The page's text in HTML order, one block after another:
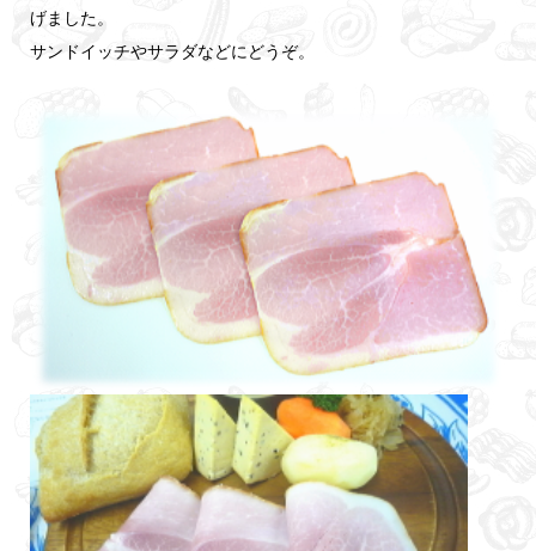
げました。
サンドイッチやサラダなどにどうぞ。